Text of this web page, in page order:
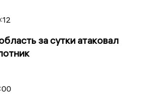
за сутки атаковал